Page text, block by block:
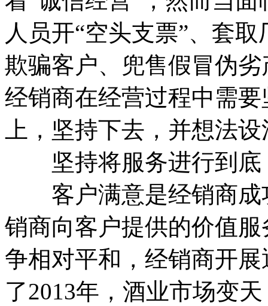
人员开“空头支票”、套
欺骗客户、兜售假冒伪
经销商在经营过程中需
上，坚持下去，并想法
坚持将服务进行到底
客户满意是经销商成
销商向客户提供的价值
争相对平和，经销商开
了2013年，酒业市场变